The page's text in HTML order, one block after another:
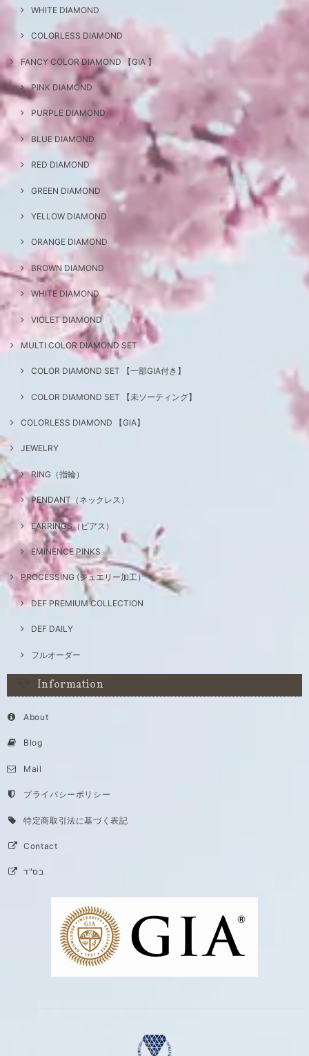
WHITE DIAMOND
COLORLESS DIAMOND
FANCY COLOR DIAMOND 【GIA 】
PINK DIAMOND
PURPLE DIAMOND
BLUE DIAMOND
RED DIAMOND
GREEN DIAMOND
YELLOW DIAMOND
ORANGE DIAMOND
BROWN DIAMOND
WHITE DIAMOND
VIOLET DIAMOND
MULTI COLOR DIAMOND SET
COLOR DIAMOND SET 【一部GIA付き】
COLOR DIAMOND SET 【未ソーティング】
COLORLESS DIAMOND 【GIA】
JEWELRY
RING（指輪）
PENDANT（ネックレス）
EARRINGS（ピアス）
EMINENCE PINKS
PROCESSING (ジュエリー加工）
DEF PREMIUM COLLECTION
DEF DAILY
フルオーダー
Information
About
Blog
Mail
プライバシーポリシー
特定商取引法に基づく表記
Contact
בס"ד